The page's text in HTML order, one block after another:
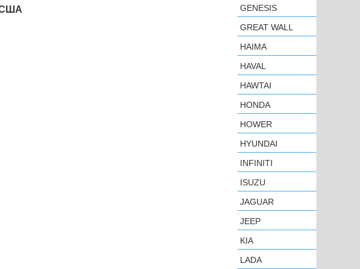
США
GENESIS
GREAT WALL
HAIMA
HAVAL
HAWTAI
HONDA
HOWER
HYUNDAI
INFINITI
ISUZU
JAGUAR
JEEP
KIA
LADA